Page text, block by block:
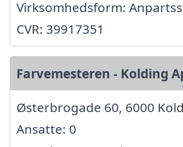
Virksomhedsform:
CVR: 39917351
Farvemesteren - Kolding
Østerbrogade 60, 6000
Ansatte: 0